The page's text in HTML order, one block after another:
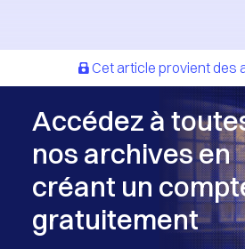
Cet article provient des
Accédez à
nos archives en
créant un
gratuitement